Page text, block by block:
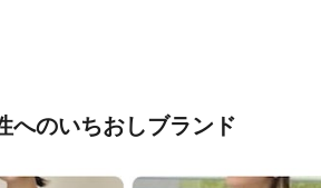
へのいちおしブランド